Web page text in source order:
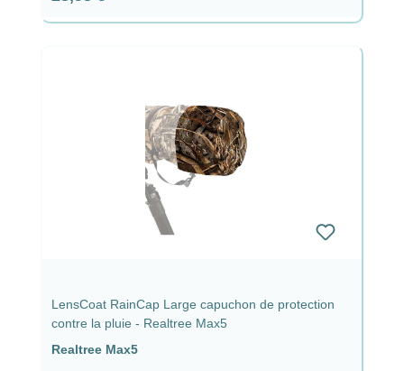
LensCoat RainCap Large capuchon de protection
contre la pluie - Realtree Max5
Realtree Max5